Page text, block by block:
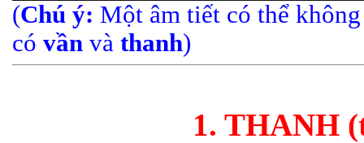
(Chú ý: Một âm tiết có thể
có vần và thanh)
1. THANH (